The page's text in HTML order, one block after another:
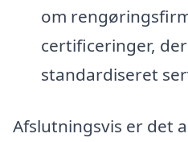
om
certificeringer,
standardiseret
Afslutningsvis er det